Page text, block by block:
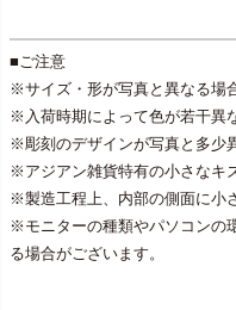
■ご注意
※サイズ・形が写真と異なる場
※入荷時期によって色が若干異
※彫刻のデザインが写真と多少
※アジアン雑貨特有の小さなキ
※製造工程上、内部の側面に小
※モニターの種類やパソコンの
る場合がございます。